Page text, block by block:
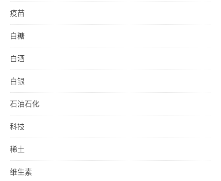
疫苗
白糖
白酒
白银
石油石化
科技
稀土
维生素